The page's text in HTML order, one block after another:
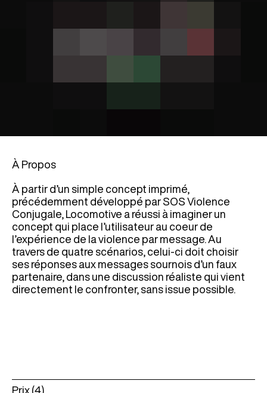
À Propos
À partir d’un simple concept imprimé,
précédemment développé par SOS Violence
Conjugale, Locomotive a réussi à imaginer un
concept qui place l’utilisateur au coeur de
l’expérience de la violence par message. Au
travers de quatre scénarios, celui-ci doit choisir
ses réponses aux messages sournois d’un faux
partenaire, dans une discussion réaliste qui vient
directement le confronter, sans issue possible.
Prix (4)